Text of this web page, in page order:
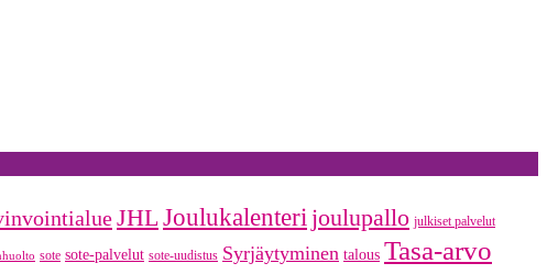
JHLJoulukalenterijoulupallo julkiset palvelut
sote sote-palvelut sote-uudistus Syrjäytyminen talous Tasa-arvo